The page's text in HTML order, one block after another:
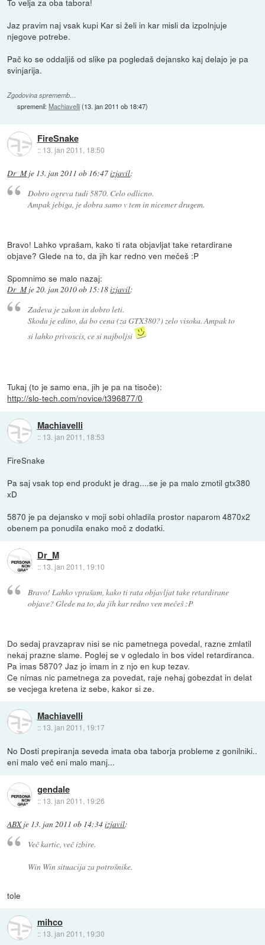
To velja za oba tabora!
Jaz pravim naj vsak kupi Kar si želi in kar misli da izpolnjuje
njegove potrebe.
Pač ko se oddaljiš od slike pa pogledaš dejansko kaj delajo je pa
svinjarija.
Zgodovina sprememb…
spremenil:Machiavelli(13. jan 2011 ob 18:47)
FireSnake
:: 13. jan 2011, 18:50
Dr_Mje 13. jan 2011 ob 16:47izjavil:
Dobro ogreva tudi 5870. Celo odlicno.
Ampak jebiga, je dobra samo v tem in nicemer drugem.
Bravo! Lahko vprašam, kako ti rata objavljat take retardirane
objave? Glede na to, da jih kar redno ven mečeš :P
Spomnimo se malo nazaj:
Dr_Mje20. jan 2010 ob 15:18izjavil:
Zadeva je zakon in dobro leti.
Skoda je edino, da bo cena (za GTX380?) zelo visoka. Ampak to
si lahko privoscis, ce si najboljsi
Tukaj (to je samo ena, jih je pa na tisoče):
http://slo-tech.com/novice/t396877/0
Machiavelli
:: 13. jan 2011, 18:53
FireSnake
Pa saj vsak top end produkt je drag....se je pa malo zmotil gtx380
xD
5870 je pa dejansko v moji sobi ohladila prostor naparom 4870x2
obenem pa ponudila enako moč z dodatki.
Dr_M
:: 13. jan 2011, 19:10
Bravo! Lahko vprašam, kako ti rata objavljat take retardirane
objave? Glede na to, da jih kar redno ven mečeš :P
Do sedaj pravzaprav nisi se nic pametnega povedal, razne zmlatil
nekaj prazne slame. Poglej se v ogledalo in bos videl retardiranca.
Pa imas 5870? Jaz jo imam in z njo en kup tezav.
Ce nimas nic pametnega za povedat, raje nehaj gobezdat in delat
se vecjega kretena iz sebe, kakor si ze.
Machiavelli
:: 13. jan 2011, 19:17
No Dosti prepiranja seveda imata oba taborja probleme z gonilniki..
eni malo več eni malo manj...
gendale
:: 13. jan 2011, 19:26
ABXje 13. jan 2011 ob 14:34izjavil:
Več kartic, več izbire.
Win Win situacija za potrošnike.
tole
mihco
:: 13. jan 2011, 19:30